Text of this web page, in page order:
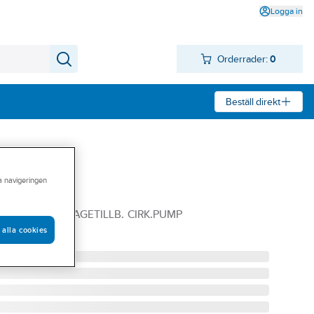
Logga in
Orderrader: 0
Beställ direkt
Wilo
4 WILO MONTAGETILLB. CIRK.PUMP
navigeringen
alla cookies